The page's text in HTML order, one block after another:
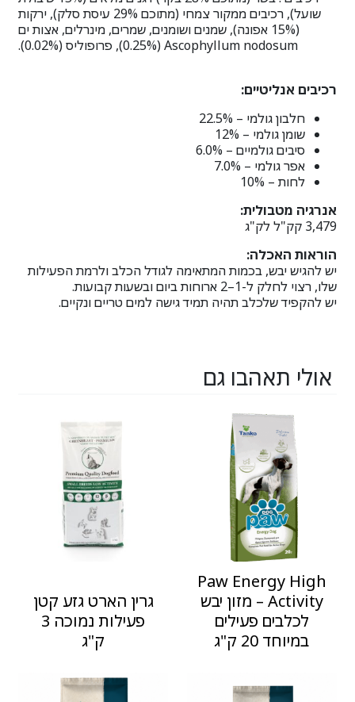
שועל), רכיבים ממקור צמחי (מתוכם 29% עיסת סלק), ירקות
(15% אפונה), שמנים ושומנים, שמרים, מינרלים, אצות ים
Ascophyllum nodosum ‏(0.25%), פרופוליס ‏(0.02%).
רכיבים אנליטיים:
חלבון גולמי – 22.5%
שומן גולמי – 12%
סיבים גולמיים – 6.0%
אפר גולמי – 7.0%
לחות – 10%
אנרגיה מטבולית:
3,479 קק"ל לק"ג
הוראות האכלה:
יש להגיש יבש, בכמות המתאימה לגודל הכלב ולרמת הפעילות
שלו, רצוי לחלק ל-1–2 ארוחות ביום ובשעות קבועות.
יש להקפיד שלכלב תהיה תמיד גישה למים טריים ונקיים.
אולי תאהבו גם
Paw Energy High
Activity – מזון יבש
לכלבים פעילים
במיוחד 20 ק"ג
גרין הארט גזע קטן
פעילות נמוכה 3
ק"ג